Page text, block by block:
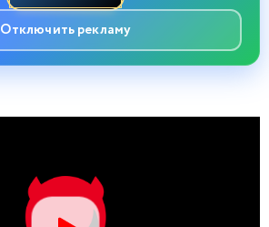
Отключить рекламу